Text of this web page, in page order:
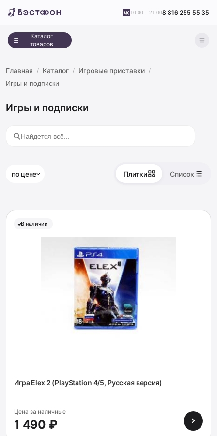
Каталог
товаров
10:00 – 21:008 816 255 55 35
Главная Каталог Игровые приставки
Игры и подписки
Игры и подписки
по цене Плитки Список
В наличии
Игра Elex 2 (PlayStation 4/5, Русская версия)
Цена за наличные
1 490 ₽